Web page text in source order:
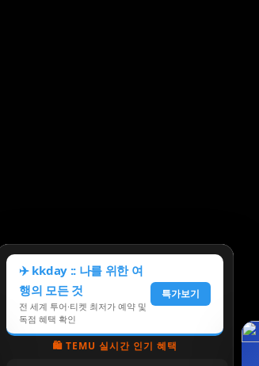
✈️ kkday :: 나를 위한 여
행의 모든 것
전 세계 투어·티켓 최저가 예약 및
독점 혜택 확인
특가보기
🛍️ TEMU 실시간 인기 혜택